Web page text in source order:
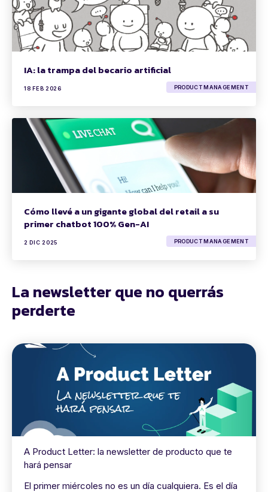
IA: la trampa del becario artificial
18 FEB 2026 PRODUCT MANAGEMENT
Cómo llevé a un gigante global del retail a su
primer chatbot 100% Gen-AI
2 DIC 2025 PRODUCT MANAGEMENT
La newsletter que no querrás
perderte
A Product Letter: la newsletter de producto que te
hará pensar
El primer miércoles no es un día cualquiera. Es el día